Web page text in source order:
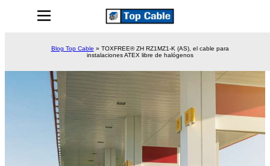
Blog Top Cable » TOXFREE® ZH RZ1MZ1-K (AS), el cable para
instalaciones ATEX libre de halógenos